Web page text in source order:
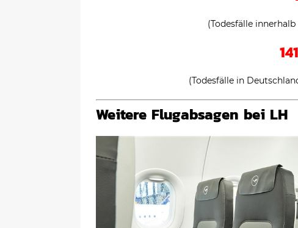
(Todesfälle
(Todesfälle in
Weitere Flugabsagen bei LH